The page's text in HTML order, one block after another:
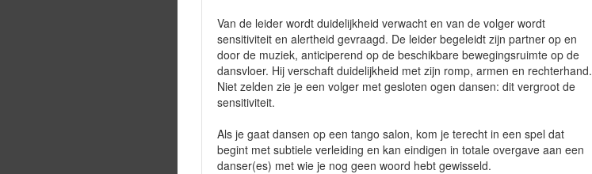
Van de leider wordt duidelijkheid verwacht en van de volger wordt
sensitiviteit en alertheid gevraagd. De leider begeleidt zijn partner op en
door de muziek, anticiperend op de beschikbare bewegingsruimte op de
dansvloer. Hij verschaft duidelijkheid met zijn romp, armen en rechterhand.
Niet zelden zie je een volger met gesloten ogen dansen: dit vergroot de
sensitiviteit.
Als je gaat dansen op een tango salon, kom je terecht in een spel dat
begint met subtiele verleiding en kan eindigen in totale overgave aan een
danser(es) met wie je nog geen woord hebt gewisseld.